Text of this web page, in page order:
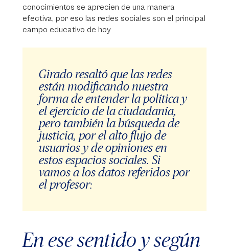
conocimientos se aprecien de una manera
efectiva, por eso las redes sociales son el principal
campo educativo de hoy
Girado resaltó que las redes
están modificando nuestra
forma de entender la política y
el ejercicio de la ciudadanía,
pero también la búsqueda de
justicia, por el alto flujo de
usuarios y de opiniones en
estos espacios sociales. Si
vamos a los datos referidos por
el profesor:
En ese sentido y según